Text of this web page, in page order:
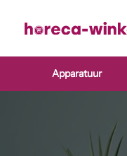
inhoud
Apparatuur